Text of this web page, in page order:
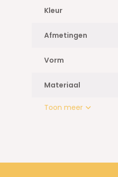
Kleur
Afmetingen
Vorm
Materiaal
Toon meer